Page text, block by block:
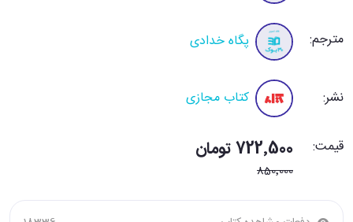
مترجم: پگاه خدادی
نشر: کتاب مجازی
قیمت: 722٬500 تومان
850٬000